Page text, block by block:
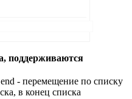
поддерживаются
- перемещение по списку
в конец списка